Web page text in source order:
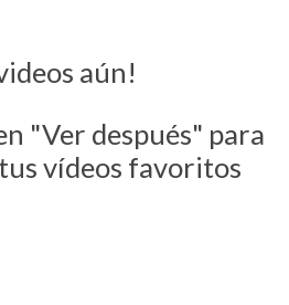
aún!
"Ver después" para
vídeos favoritos